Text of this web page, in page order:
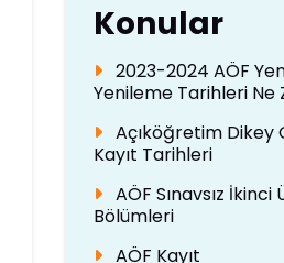
Konular
2023-2024 AÖF
Yenileme Tarihleri Ne
Açıköğretim Dikey
Kayıt Tarihleri
AÖF Sınavsız
Bölümleri
AÖF Kayıt